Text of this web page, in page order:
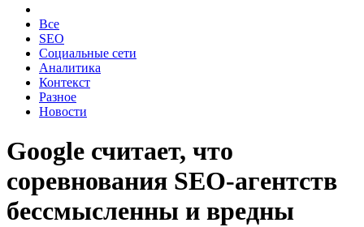
Все
SEO
Социальные сети
Аналитика
Контекст
Разное
Новости
Google считает, что
соревнования SEO-агентств
бессмысленны и вредны